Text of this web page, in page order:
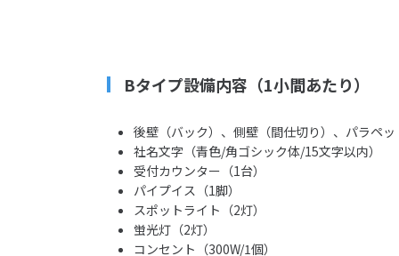
Bタイプ設備内容（1小間あたり）
後壁（バック）、側壁（間仕切り）、パラペ
社名文字（青色/角ゴシック体/15文字以内）
受付カウンター（1台）
パイプイス（1脚）
スポットライト（2灯）
蛍光灯（2灯）
コンセント（300W/1個）